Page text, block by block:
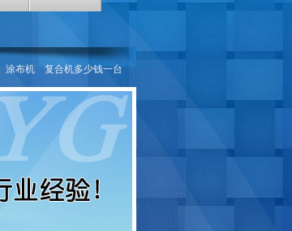
涂布机
复合机多少钱一台